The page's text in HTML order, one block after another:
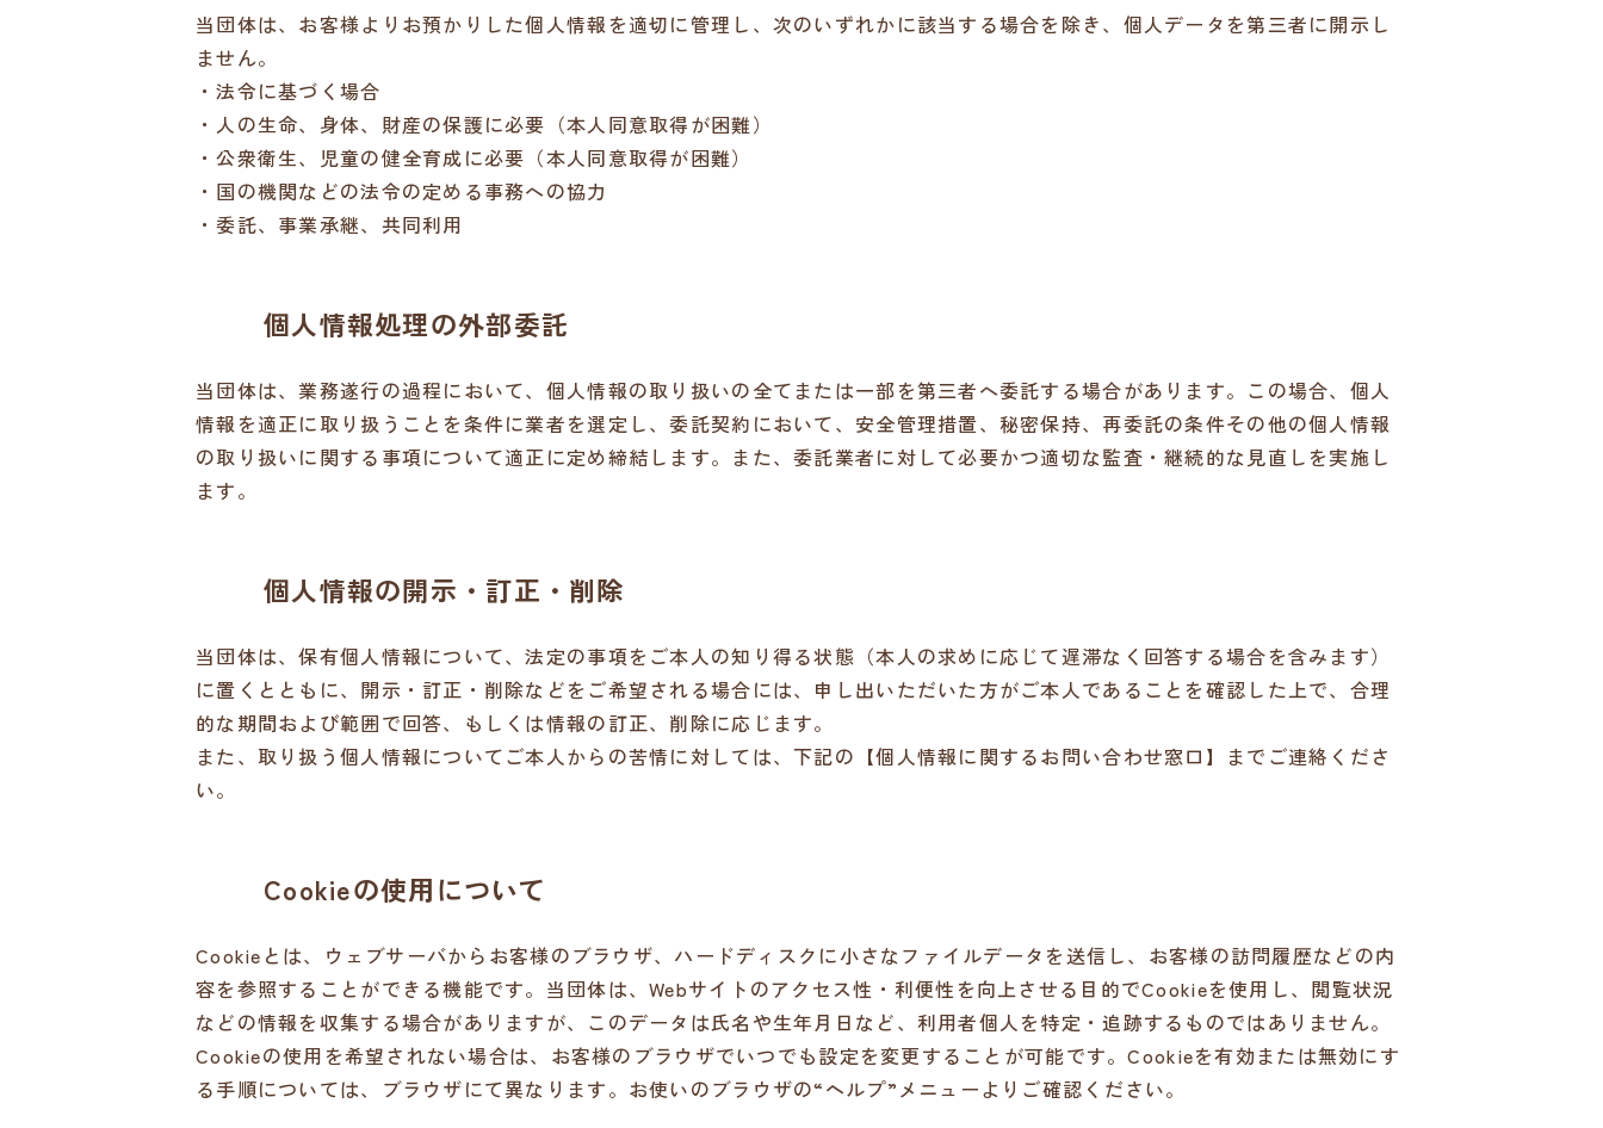
当団体は、お客様よりお預かりした個人情報を適切に管理し、次のいずれかに該当する場合を除き、個人データを第三者に開示し
ません。
法令に基づく場合
人の生命、身体、財産の保護に必要（本人同意取得が困難）
公衆衛生、児童の健全育成に必要（本人同意取得が困難）
国の機関などの法令の定める事務への協力
委託、事業承継、共同利用
個人情報処理の外部委託
当団体は、業務遂行の過程において、個人情報の取り扱いの全てまたは一部を第三者へ委託する場合があります。この場合、個人
情報を適正に取り扱うことを条件に業者を選定し、委託契約において、安全管理措置、秘密保持、再委託の条件その他の個人情報
の取り扱いに関する事項について適正に定め締結します。また、委託業者に対して必要かつ適切な監査・継続的な見直しを実施し
ます。
個人情報の開示・訂正・削除
当団体は、保有個人情報について、法定の事項をご本人の知り得る状態（本人の求めに応じて遅滞なく回答する場合を含みます）
に置くとともに、開示・訂正・削除などをご希望される場合には、申し出いただいた方がご本人であることを確認した上で、合理
的な期間および範囲で回答、もしくは情報の訂正、削除に応じます。
また、取り扱う個人情報についてご本人からの苦情に対しては、下記の【個人情報に関するお問い合わせ窓口】までご連絡くださ
い。
Cookieの使用について
Cookieとは、ウェブサーバからお客様のブラウザ、ハードディスクに小さなファイルデータを送信し、お客様の訪問履歴などの内
容を参照することができる機能です。当団体は、Webサイトのアクセス性・利便性を向上させる目的でCookieを使用し、閲覧状況
などの情報を収集する場合がありますが、このデータは氏名や生年月日など、利用者個人を特定・追跡するものではありません。
Cookieの使用を希望されない場合は、お客様のブラウザでいつでも設定を変更することが可能です。Cookieを有効または無効にす
る手順については、ブラウザにて異なります。お使いのブラウザの“ヘルプ”メニューよりご確認ください。